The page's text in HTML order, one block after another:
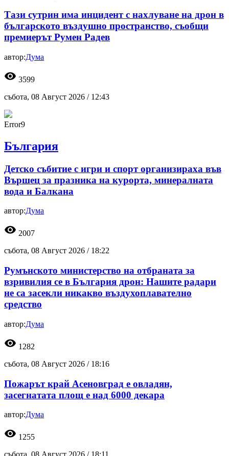
Тази сутрин има инцидент с нахлуване на дрон в
българското въздушно пространство, съобщи
премиерът Румен Радев
автор:Дума
visibility 3599
събота, 08 Август 2026 / 12:43
Error9
България
Детско събитие с игри и спорт организираха във
Вършец за празника на курорта, минералната
вода и Балкана
автор:Дума
visibility 2007
събота, 08 Август 2026 / 18:22
Румънското министерство на отбраната за
взривилия се в България дрон: Нашите радари
не са засекли никакво въздухоплавателно
средство
автор:Дума
visibility 1282
събота, 08 Август 2026 / 18:16
Пожарът край Асеновград е овладян,
засегнатата площ е над 6000 декара
автор:Дума
visibility 1255